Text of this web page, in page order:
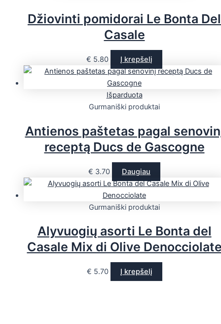
Džiovinti pomidorai Le Bonta Del
Casale
€ 5.80 Į krepšelį
Išparduota
Gurmaniški produktai
Antienos paštetas pagal
receptą Ducs de Gascogne
€ 3.70 Daugiau
Gurmaniški produktai
Alyvuogių asorti Le Bonta del
Casale Mix di Olive
€ 5.70 Į krepšelį